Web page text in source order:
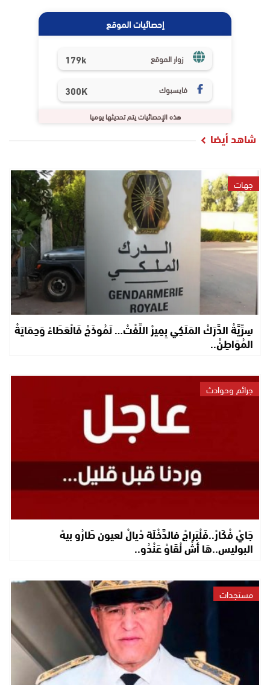
إحصائيات الموقع
زوار الموقع 179k
فايسبوك 300K
هذه الإحصائيات يتم تحديثها يوميا
شاهد أيضا
جهات
سِرِّيَّةْ الدَّرَكْ المَلَكِي بِمِيرْ اللِّفْتْ… نَمُوذَجْ فَالْعَطَاءْ وَحِمَايَةْ
المُوَاطِنْ..
جرائم وحوادث
جَايْ فْكَارْ..فَلْبَراجْ فالدَّخْلَة دْيالْ لعيون طَارُو بيهْ
البوليس..هَا أشْ لْقَاوْ عَنْدُو..
مستجدات